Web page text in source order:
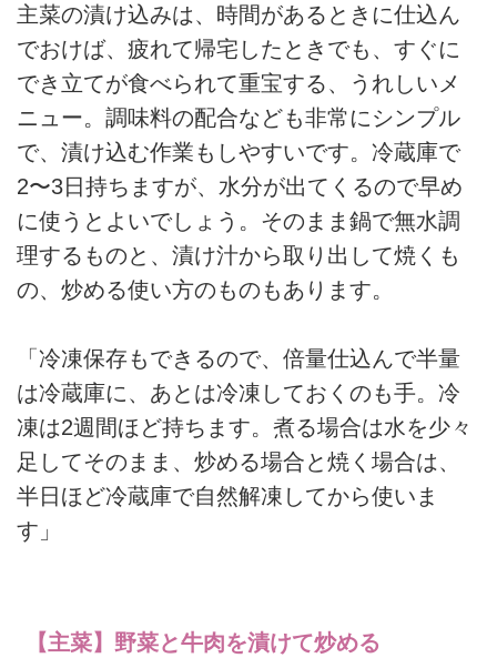
主菜の漬け込みは、時間があるときに仕込ん
でおけば、疲れて帰宅したときでも、すぐに
でき立てが食べられて重宝する、うれしいメ
ニュー。調味料の配合なども非常にシンプル
で、漬け込む作業もしやすいです。冷蔵庫で
2〜3日持ちますが、水分が出てくるので早め
に使うとよいでしょう。そのまま鍋で無水調
理するものと、漬け汁から取り出して焼くも
の、炒める使い方のものもあります。
「冷凍保存もできるので、倍量仕込んで半量
は冷蔵庫に、あとは冷凍しておくのも手。冷
凍は2週間ほど持ちます。煮る場合は水を少々
足してそのまま、炒める場合と焼く場合は、
半日ほど冷蔵庫で自然解凍してから使いま
す」
【主菜】野菜と牛肉を漬けて炒める